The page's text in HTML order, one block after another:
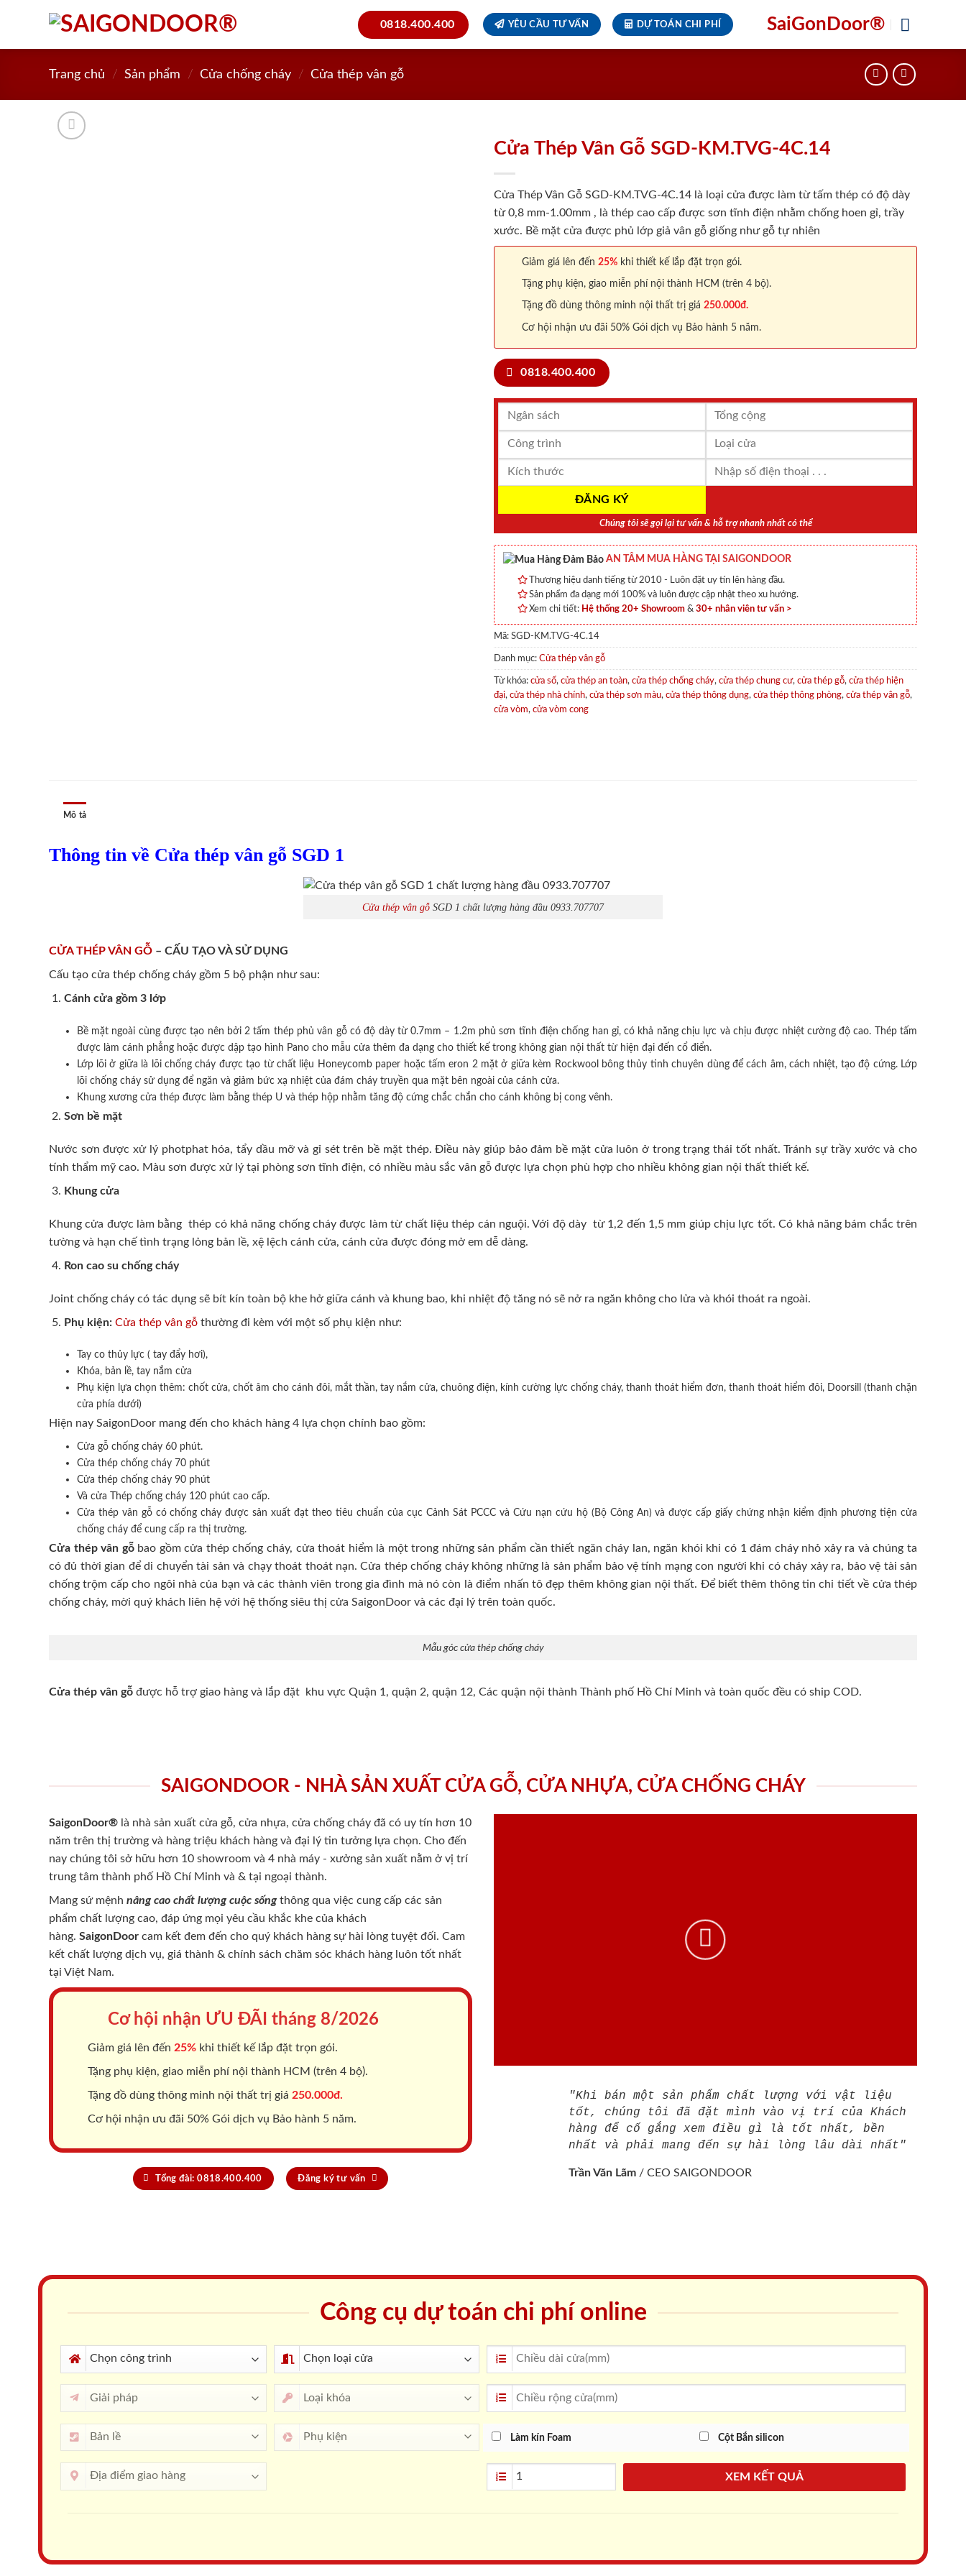
0818.400.400 YÊU CẦU TƯ VẤN DỰ TOÁN CHI PHÍ SaiGonDoor®
Trang chủ / Sản phẩm / Cửa chống cháy / Cửa thép vân gỗ
Cửa Thép Vân Gỗ SGD-KM.TVG-4C.14
Cửa Thép Vân Gỗ SGD-KM.TVG-4C.14 là loại cửa được làm từ tấm thép có độ dày
từ 0,8 mm-1.00mm , là thép cao cấp được sơn tĩnh điện nhằm chống hoen gỉ, trầy
xước. Bề mặt cửa được phủ lớp giả vân gỗ giống như gỗ tự nhiên
Giảm giá lên đến 25% khi thiết kế lắp đặt trọn gói.
Tặng phụ kiện, giao miễn phí nội thành HCM (trên 4 bộ).
Tặng đồ dùng thông minh nội thất trị giá 250.000đ.
Cơ hội nhận ưu đãi 50% Gói dịch vụ Bảo hành 5 năm.
0818.400.400
Chúng tôi sẽ gọi lại tư vấn & hỗ trợ nhanh nhất có thể
AN TÂM MUA HÀNG TẠI SAIGONDOOR
Thương hiệu danh tiếng từ 2010 - Luôn đặt uy tín lên hàng đầu.
Sản phẩm đa dạng mới 100% và luôn được cập nhật theo xu hướng.
Xem chi tiết: Hệ thống 20+ Showroom & 30+ nhân viên tư vấn >
Mã: SGD-KM.TVG-4C.14
Danh mục: Cửa thép vân gỗ
Từ khóa: cửa sổ, cửa thép an toàn, cửa thép chống cháy, cửa thép chung cư, cửa thép gỗ, cửa thép hiện
đại, cửa thép nhà chính, cửa thép sơn màu, cửa thép thông dụng, cửa thép thông phòng, cửa thép vân gỗ,
cửa vòm, cửa vòm cong
Mô tả
Thông tin về Cửa thép vân gỗ SGD 1
Cửa thép vân gỗ SGD 1 chất lượng hàng đầu 0933.707707
CỬA THÉP VÂN GỖ – CẤU TẠO VÀ SỬ DỤNG
Cấu tạo cửa thép chống cháy gồm 5 bộ phận như sau:
Cánh cửa gồm 3 lớp
Bề mặt ngoài cùng được tạo nên bởi 2 tấm thép phủ vân gỗ có độ dày từ 0.7mm – 1.2m phủ sơn tĩnh điện chống han gỉ, có khả năng chịu lực và chịu được nhiệt cường độ cao. Thép tấm
được làm cánh phẳng hoặc được dập tạo hình Pano cho mẫu cửa thêm đa dạng cho thiết kế trong không gian nội thất từ hiện đại đến cổ điển.
Lớp lõi ở giữa là lõi chống cháy được tạo từ chất liệu Honeycomb paper hoặc tấm eron 2 mặt ở giữa kèm Rockwool bông thủy tinh chuyên dùng để cách âm, cách nhiệt, tạo độ cứng. Lớp
lõi chống cháy sử dụng để ngăn và giảm bức xạ nhiệt của đám cháy truyền qua mặt bên ngoài của cánh cửa.
Khung xương cửa thép được làm bằng thép U và thép hộp nhằm tăng độ cứng chắc chắn cho cánh không bị cong vênh.
Sơn bề mặt
Nước sơn được xử lý photphat hóa, tẩy dầu mỡ và gỉ sét trên bề mặt thép. Điều này giúp bảo đảm bề mặt cửa luôn ở trong trạng thái tốt nhất. Tránh sự trầy xước và cho
tính thẩm mỹ cao. Màu sơn được xử lý tại phòng sơn tĩnh điện, có nhiều màu sắc vân gỗ được lựa chọn phù hợp cho nhiều không gian nội thất thiết kế.
Khung cửa
Khung cửa được làm bằng thép có khả năng chống cháy được làm từ chất liệu thép cán nguội. Với độ dày từ 1,2 đến 1,5 mm giúp chịu lực tốt. Có khả năng bám chắc trên
tường và hạn chế tình trạng lỏng bản lề, xệ lệch cánh cửa, cánh cửa được đóng mở em dễ dàng.
Ron cao su chống cháy
Joint chống cháy có tác dụng sẽ bít kín toàn bộ khe hở giữa cánh và khung bao, khi nhiệt độ tăng nó sẽ nở ra ngăn không cho lửa và khói thoát ra ngoài.
Phụ kiện: Cửa thép vân gỗthường đi kèm với một số phụ kiện như:
Tay co thủy lực ( tay đẩy hơi),
Khóa, bản lề, tay nắm cửa
Phụ kiện lựa chọn thêm: chốt cửa, chốt âm cho cánh đôi, mắt thần, tay nắm cửa, chuông điện, kính cường lực chống cháy, thanh thoát hiểm đơn, thanh thoát hiểm đôi, Doorsill (thanh chặn
cửa phía dưới)
Hiện nay SaigonDoor mang đến cho khách hàng 4 lựa chọn chính bao gồm:
Cửa gỗ chống cháy 60 phút.
Cửa thép chống cháy 70 phút
Cửa thép chống cháy 90 phút
Và cửa Thép chống cháy 120 phút cao cấp.
Cửa thép vân gỗ có chống cháy được sản xuất đạt theo tiêu chuẩn của cục Cảnh Sát PCCC và Cứu nạn cứu hộ (Bộ Công An) và được cấp giấy chứng nhận kiểm định phương tiện cửa
chống cháy để cung cấp ra thị trường.
Cửa thép vân gỗbao gồm cửa thép chống cháy, cửa thoát hiểm là một trong những sản phẩm cần thiết ngăn cháy lan, ngăn khói khi có 1 đám cháy nhỏ xảy ra và chúng ta
có đủ thời gian để di chuyển tài sản và chạy thoát thoát nạn. Cửa thép chống cháy không những là sản phẩm bảo vệ tính mạng con người khi có cháy xảy ra, bảo vệ tài sản
chống trộm cấp cho ngôi nhà của bạn và các thành viên trong gia đình mà nó còn là điểm nhấn tô đẹp thêm không gian nội thất. Để biết thêm thông tin chi tiết về cửa thép
chống cháy, mời quý khách liên hệ với hệ thống siêu thị cửa SaigonDoor và các đại lý trên toàn quốc.
Mẫu góc cửa thép chống cháy
Cửa thép vân gỗ được hỗ trợ giao hàng và lắp đặt khu vực Quận 1, quận 2, quận 12, Các quận nội thành Thành phố Hồ Chí Minh và toàn quốc đều có ship COD.
SAIGONDOOR - NHÀ SẢN XUẤT CỬA GỖ, CỬA NHỰA, CỬA CHỐNG CHÁY
SaigonDoor® là nhà sản xuất cửa gỗ, cửa nhựa, cửa chống cháy đã có uy tín hơn 10
năm trên thị trường và hàng triệu khách hàng và đại lý tin tưởng lựa chọn. Cho đến
nay chúng tôi sở hữu hơn 10 showroom và 4 nhà máy - xưởng sản xuất nằm ở vị trí
trung tâm thành phố Hồ Chí Minh và & tại ngoại thành.
Mang sứ mệnh nâng cao chất lượng cuộc sốngthông qua việc cung cấp các sản
phẩm chất lượng cao, đáp ứng mọi yêu cầu khắc khe của khách
hàng. SaigonDoor cam kết đem đến cho quý khách hàng sự hài lòng tuyệt đối. Cam
kết chất lượng dịch vụ, giá thành & chính sách chăm sóc khách hàng luôn tốt nhất
tại Việt Nam.
Cơ hội nhận ƯU ĐÃI tháng 8/2026
Giảm giá lên đến 25% khi thiết kế lắp đặt trọn gói.
Tặng phụ kiện, giao miễn phí nội thành HCM (trên 4 bộ).
Tặng đồ dùng thông minh nội thất trị giá 250.000đ.
Cơ hội nhận ưu đãi 50% Gói dịch vụ Bảo hành 5 năm.
Tổng đài: 0818.400.400 Đăng ký tư vấn
"Khi bán một sản phẩm chất lượng với vật liệu
tốt, chúng tôi đã đặt mình vào vị trí của Khách
hàng để cố gắng xem điều gì là tốt nhất, bền
nhất và phải mang đến sự hài lòng lâu dài nhất"
Trần Văn Lãm / CEO SAIGONDOOR
Công cụ dự toán chi phí online
Làm kín Foam Cột Bắn silicon
XEM KẾT QUẢ